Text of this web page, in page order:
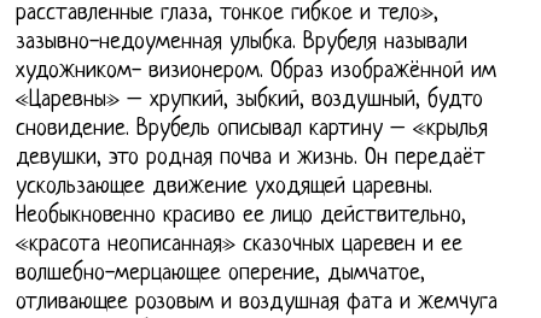
расставленные глаза, тонкое гибкое и тело»,
зазывно-недоуменная улыбка. Врубеля называли
художником- визионером. Образ изображённой им
«Царевны» – хрупкий, зыбкий, воздушный, будто
сновидение. Врубель описывал картину – «крылья
девушки, это родная почва и жизнь. Он передаёт
ускользающее движение уходящей царевны.
Необыкновенно красиво ее лицо действительно,
«красота неописанная» сказочных царевен и ее
волшебно-мерцающее оперение, дымчатое,
отливающее розовым и воздушная фата и жемчуга